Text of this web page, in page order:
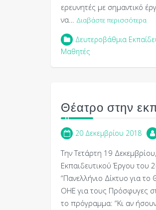
ερευνητές με σημαντικό
να… Διαβάστε περισσότερα
Δευτεροβάθμια
Μαθητές
Θέατρο στην
20 Δεκεμβρίου 2018
Την Τετάρτη 19
Εκπαιδευτικού Έργου του
“Πανελλήνιο Δίκτυο για
ΟΗΕ για τους Πρόσφυγες
το πρόγραμμα: “Κι αν